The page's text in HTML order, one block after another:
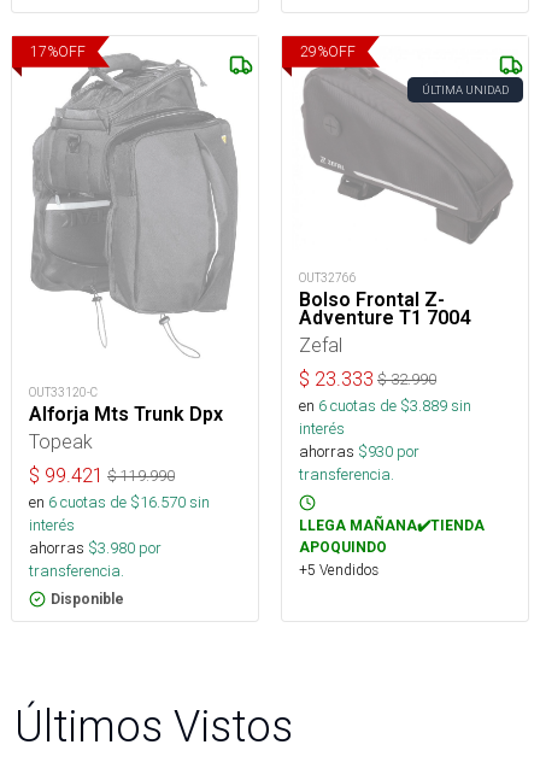
17%OFF
OUT33120-C
Alforja Mts Trunk Dpx
Topeak
$ 99.421 $119.990
en 6cuotas de $16.570sin
interés
ahorras $3.980 por
transferencia.
Disponible
29%OFF
ÚLTIMA UNIDAD
OUT32766
Bolso Frontal Z-
Adventure T1 7004
Zefal
$ 23.333 $32.990
en 6cuotas de $3.889sin
interés
ahorras $930 por
transferencia.
LLEGA MAÑANA✔️TIENDA
APOQUINDO
+5 Vendidos
Últimos Vistos